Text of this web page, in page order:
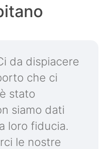
da dispiacere
che ci
stato
siamo dati
loro fiducia.
le nostre